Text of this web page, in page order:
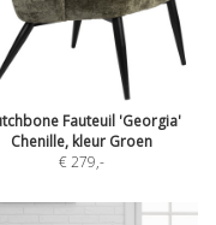
Fauteuil 'Georgia'
Chenille, kleur Groen
€ 279,-